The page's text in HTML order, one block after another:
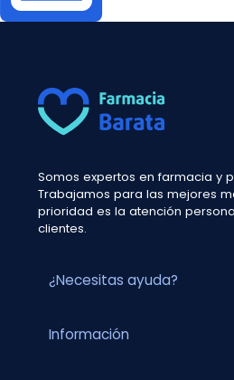
Somos expertos en farmacia y
Trabajamos para las mejores
prioridad es la atención
clientes.
¿Necesitas ayuda?
Información